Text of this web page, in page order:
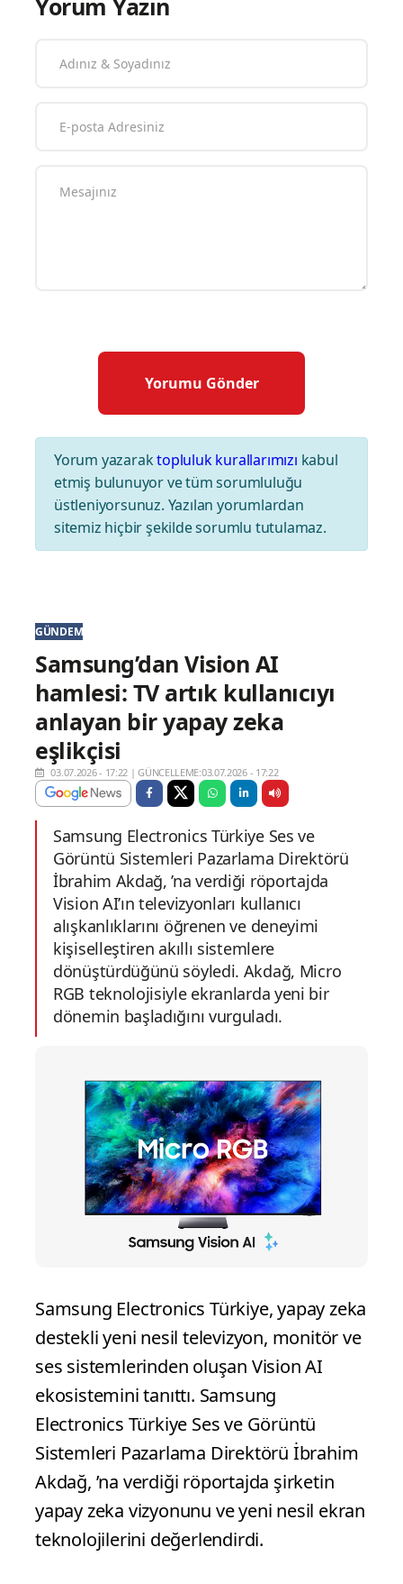
Yorum yazaraktopluluk kurallarımızı kabul
etmiş bulunuyor ve tüm sorumluluğu
üstleniyorsunuz. Yazılan yorumlardan
sitemiz hiçbir şekilde sorumlu tutulamaz.
GÜNDEM
Samsung’dan Vision AI
hamlesi: TV artık kullanıcıyı
anlayan bir yapay zeka
eşlikçisi
03.07.2026 - 17:22 |GÜNCELLEME:03.07.2026 - 17:22
Samsung Electronics Türkiye Ses ve
Görüntü Sistemleri Pazarlama Direktörü
İbrahim Akdağ, ’na verdiği röportajda
Vision AI’ın televizyonları kullanıcı
alışkanlıklarını öğrenen ve deneyimi
kişiselleştiren akıllı sistemlere
dönüştürdüğünü söyledi. Akdağ, Micro
RGB teknolojisiyle ekranlarda yeni bir
dönemin başladığını vurguladı.
Samsung Electronics Türkiye, yapay zeka
destekli yeni nesil televizyon, monitör ve
ses sistemlerinden oluşan Vision AI
ekosistemini tanıttı. Samsung
Electronics Türkiye Ses ve Görüntü
Sistemleri Pazarlama Direktörü İbrahim
Akdağ, ’na verdiği röportajda şirketin
yapay zeka vizyonunu ve yeni nesil ekran
teknolojilerini değerlendirdi.